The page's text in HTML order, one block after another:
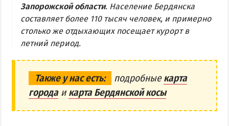
Бердянская коса
БЕРДЯНСКАЯ КОСА
Ближняя коса
Средняя коса
Дальняя коса
Запорожской области. Население Бердянска
составляет более 110 тысяч человек, и примерно
столько же отдыхающих посещает курорт в
летний период.
Также у нас есть: подробныекарта
городаикарта Бердянской косы